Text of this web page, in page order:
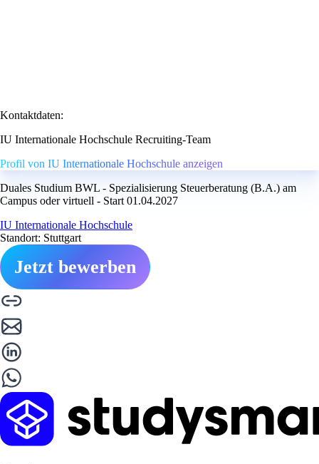
Kontaktdaten:
IU Internationale Hochschule Recruiting-Team
Profil von IU Internationale Hochschule anzeigen
Duales Studium BWL - Spezialisierung Steuerberatung (B.A.) am
Campus oder virtuell - Start 01.04.2027
IU Internationale Hochschule
Standort: Stuttgart
Jetzt bewerben